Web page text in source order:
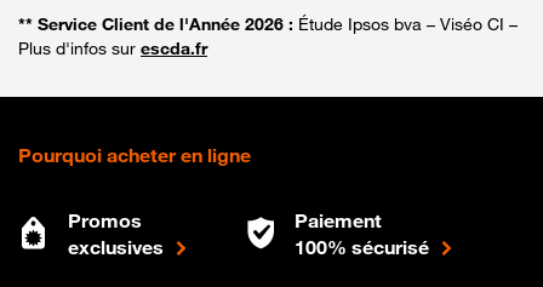
** Service Client de l'Année 2026 : Étude Ipsos bva – Viséo CI –
Plus d'infos sur escda.fr
Pourquoi acheter en ligne
Promos
exclusives
Paiement
100% sécurisé